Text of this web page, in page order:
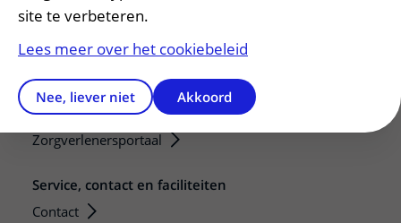
Mijn patiënt verwijzen
Teleconsult aanvragen
Diagnostiek aanvragen
Zorgverlenersportaal
Service, contact en faciliteiten
Contact
site te verbeteren.
Lees meer over het cookiebeleid
Nee, liever niet Akkoord